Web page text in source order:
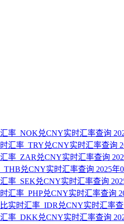
率_NOK兑CNY实时汇率查询
汇率_TRY兑CNY实时汇率查询
率_ZAR兑CNY实时汇率查询
兑CNY实时汇率查询 2025年
率_SEK兑CNY实时汇率查询
汇率_PHP兑CNY实时汇率查询
实时汇率_IDR兑CNY实时汇率查
率_DKK兑CNY实时汇率查询